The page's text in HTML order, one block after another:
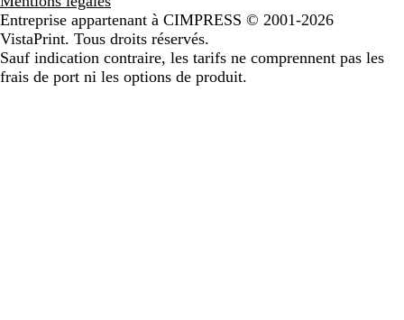
Entreprise appartenant à CIMPRESS © 2001-2026
VistaPrint. Tous droits réservés.
Sauf indication contraire, les tarifs ne comprennent pas les
frais de port ni les options de produit.